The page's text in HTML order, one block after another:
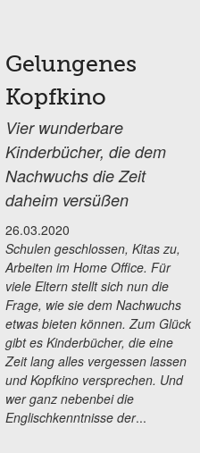
Gelungenes
Kopfkino
Vier wunderbare
Kinderbücher, die dem
Nachwuchs die Zeit
daheim versüßen
26.03.2020
Schulen geschlossen, Kitas zu,
Arbeiten im Home Office. Für
viele Eltern stellt sich nun die
Frage, wie sie dem Nachwuchs
etwas bieten können. Zum Glück
gibt es Kinderbücher, die eine
Zeit lang alles vergessen lassen
und Kopfkino versprechen. Und
wer ganz nebenbei die
Englischkenntnisse der...